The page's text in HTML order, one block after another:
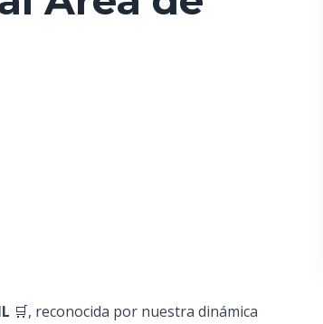
🛒, reconocida por nuestra dinámica